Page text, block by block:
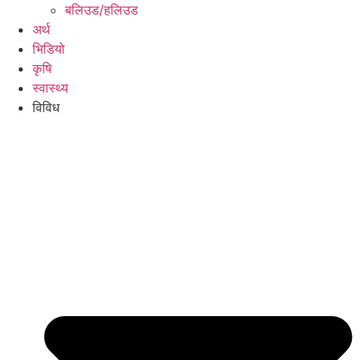
बलिउड/हलिउड
अर्थ
भिडियो
कृषि
स्वास्थ्य
विविध